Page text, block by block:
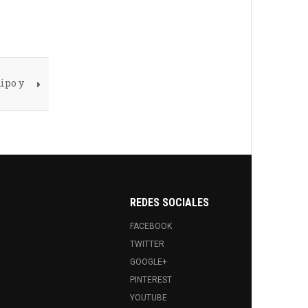
y
REDES SOCIALES
FACEBOOK
TWITTER
GOOGLE+
PINTEREST
YOUTUBE